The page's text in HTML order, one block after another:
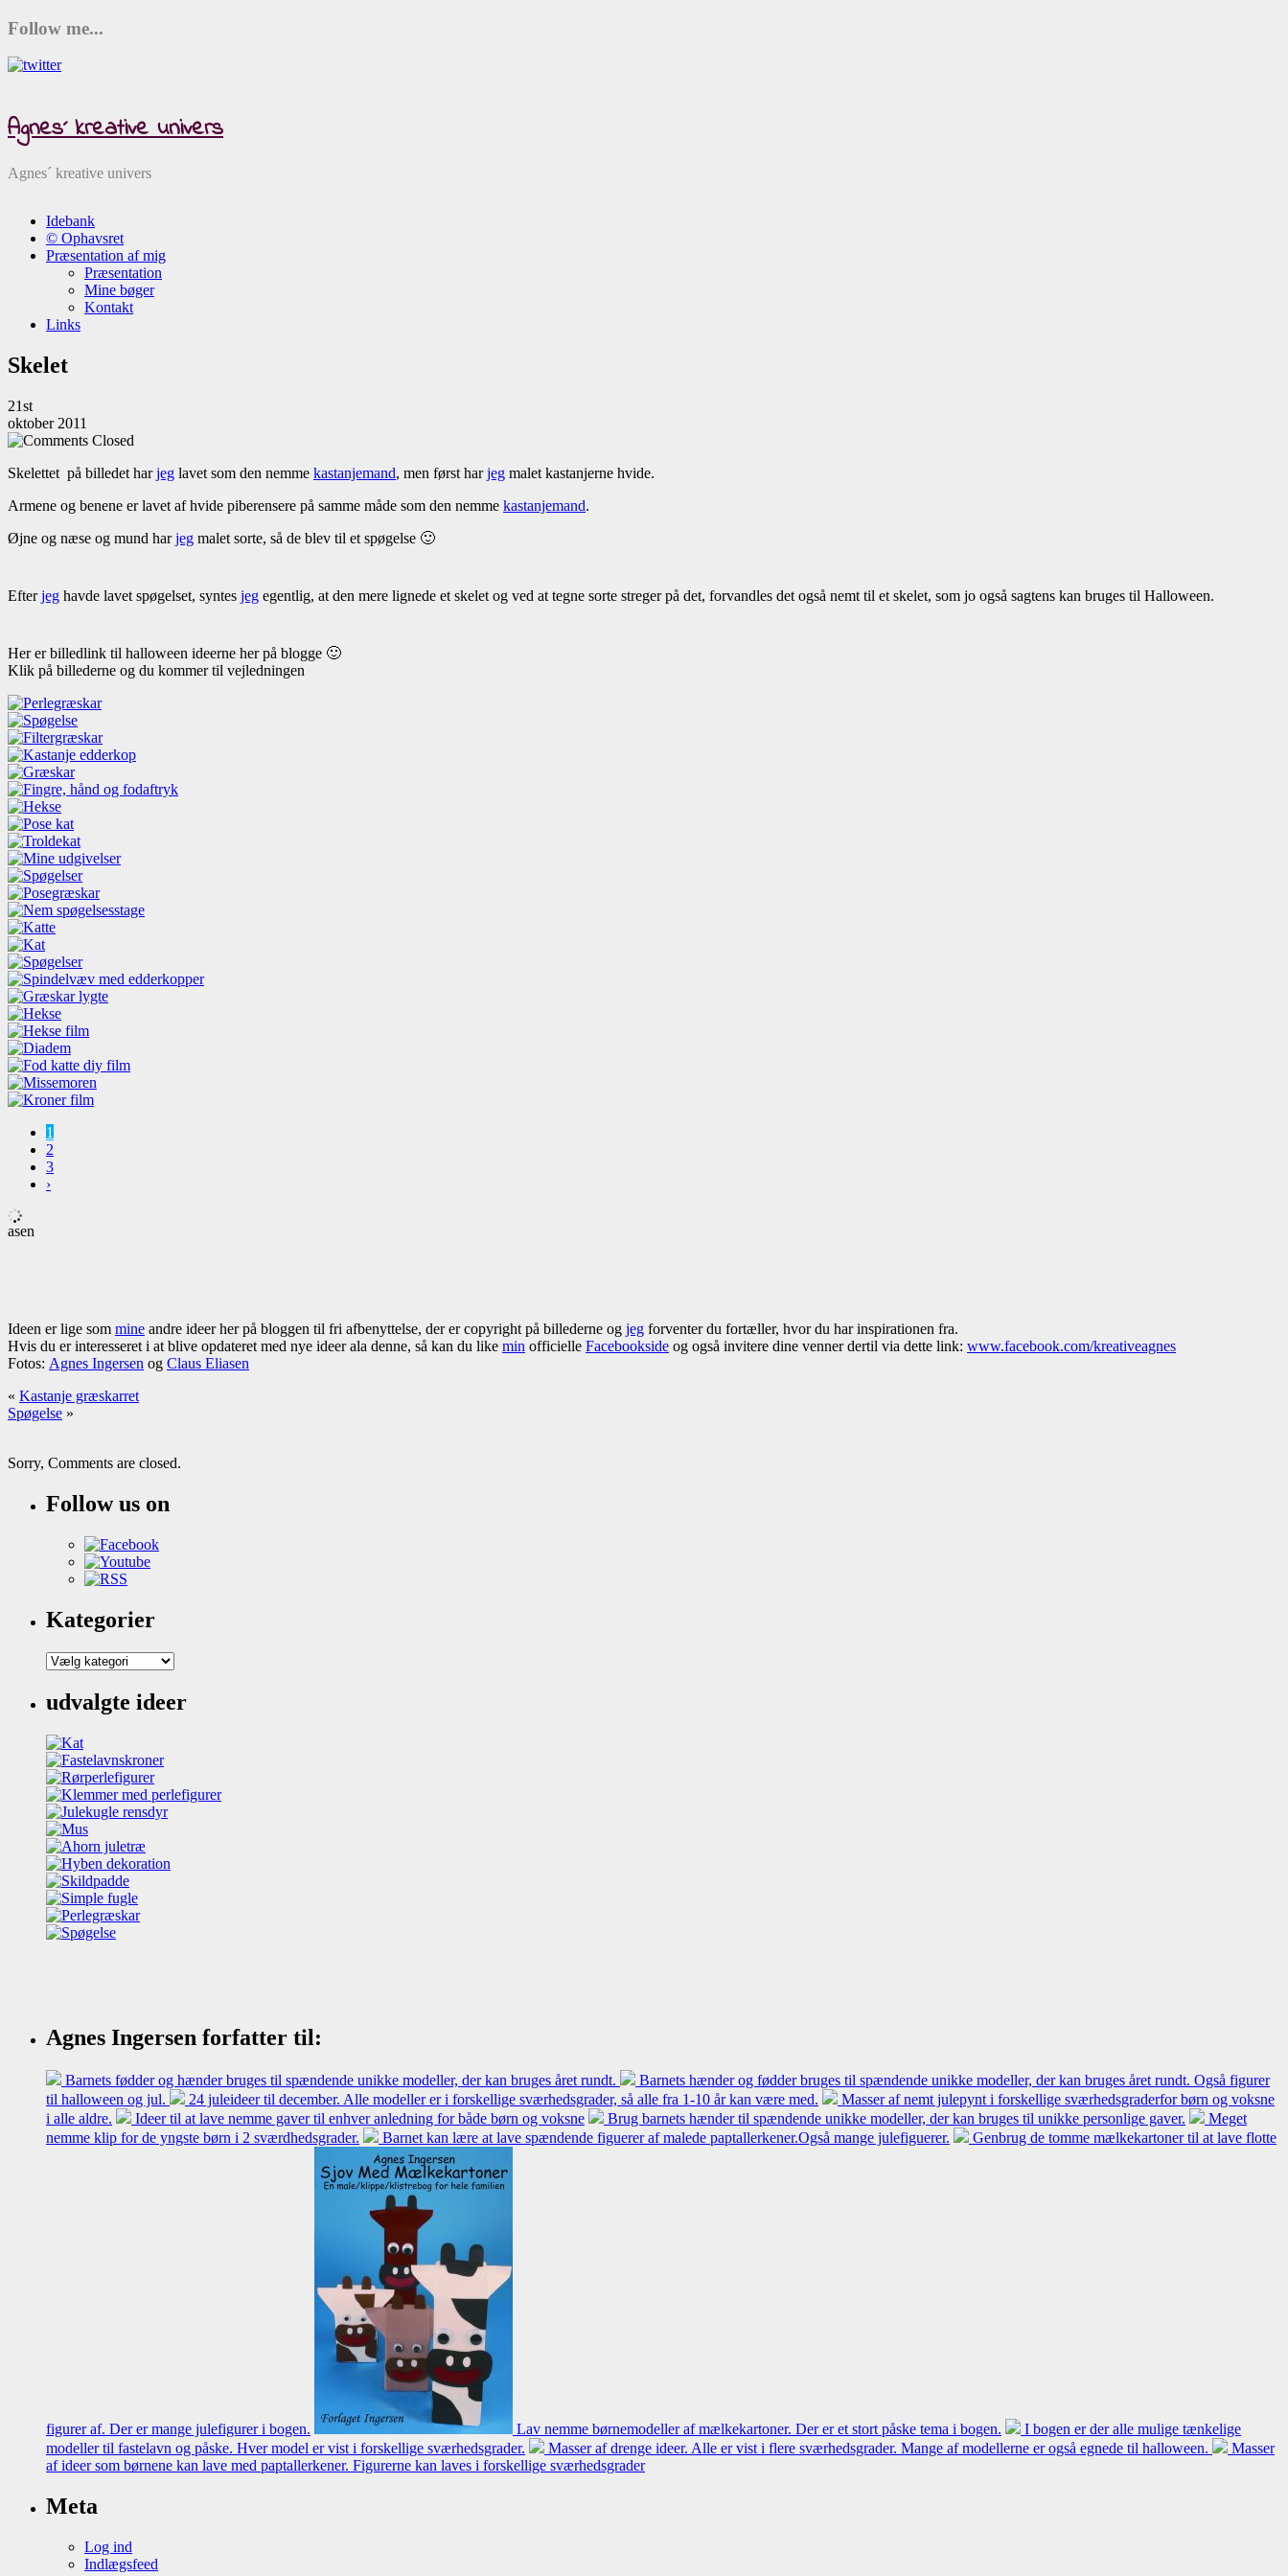
Follow me...
Agnes´ kreative univers
Agnes´ kreative univers
Idebank
© Ophavsret
Præsentation af mig
Præsentation
Mine bøger
Kontakt
Links
Skelet
21st
oktober 2011
Closed
Skelettet på billedet harjeg lavet som den nemme kastanjemand, men først harjeg malet kastanjerne hvide.
Armene og benene er lavet af hvide piberensere på samme måde som den nemme kastanjemand.
Øjne og næse og mund harjeg malet sorte, så de blev til et spøgelse 🙂
Efterjeg havde lavet spøgelset, syntes jeg egentlig, at den mere lignede et skelet og ved at tegne sorte streger på det, forvandles det også nemt til et skelet, som jo også sagtens kan bruges til Halloween.
Her er billedlink til halloween ideerne her på blogge 🙂
Klik på billederne og du kommer til vejledningen
1
2
3
›
asen
Ideen er lige som mine andre ideer her på bloggen til fri afbenyttelse, der er copyright på billederne og jeg forventer du fortæller, hvor du har inspirationen fra.
Hvis du er interesseret i at blive opdateret med nye ideer ala denne, så kan du like min officielle Facebookside og også invitere dine venner dertil via dette link: www.facebook.com/kreativeagnes
Fotos: Agnes Ingersen og Claus Eliasen
« Kastanje græskarret
Spøgelse »
Sorry, Comments are closed.
Follow us on
Kategorier
Kategorier
udvalgte ideer
Agnes Ingersen forfatter til:
Barnets fødder og hænder bruges til spændende unikke modeller, der kan bruges året rundt.
Barnets hænder og fødder bruges til spændende unikke modeller, der kan bruges året rundt. Også figurer
til halloween og jul.
24 juleideer til december. Alle modeller er i forskellige sværhedsgrader, så alle fra 1-10 år kan være med.
Masser af nemt julepynt i forskellige sværhedsgraderfor børn og voksne
i alle aldre.
Ideer til at lave nemme gaver til enhver anledning for både børn og voksne Brug barnets hænder til spændende unikke modeller, der kan bruges til unikke personlige gaver.
Meget
nemme klip for de yngste børn i 2 sværdhedsgrader.
Barnet kan lære at lave spændende figuerer af malede paptallerkener.Også mange julefiguerer. Genbrug de tomme mælkekartoner til at lave flotte
figurer af. Der er mange julefigurer i bogen. Lav nemme børnemodeller af mælkekartoner. Der er et stort påske tema i bogen.
I bogen er der alle mulige tænkelige
modeller til fastelavn og påske. Hver model er vist i forskellige sværhedsgrader.
Masser af drenge ideer. Alle er vist i flere sværhedsgrader. Mange af modellerne er også egnede til halloween.
Masser
af ideer som børnene kan lave med paptallerkener. Figurerne kan laves i forskellige sværhedsgrader
Meta
Log ind
Indlægsfeed